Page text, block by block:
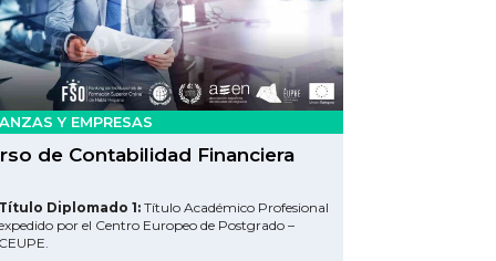
Y EMPRESAS
de Contabilidad Financiera
Diplomado 1: Título Académico Profesional
por el Centro Europeo de Postgrado –